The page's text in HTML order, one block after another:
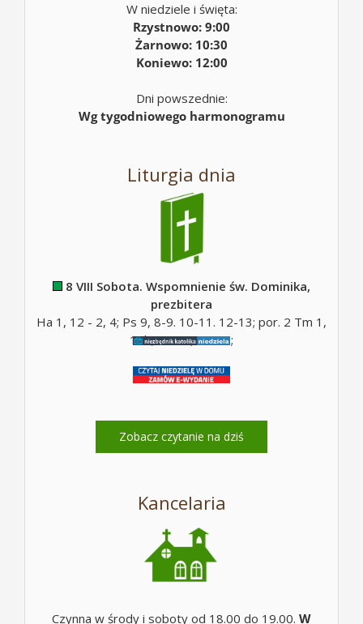
W niedziele i święta:
Rzystnowo: 9:00
Żarnowo: 10:30
Koniewo: 12:00
Dni powszednie:
Wg tygodniowego harmonogramu
Liturgia dnia
8 VIII Sobota. Wspomnienie św. Dominika,
prezbitera
Ha 1, 12 - 2, 4; Ps 9, 8-9. 10-11. 12-13; por. 2 Tm 1,
10b; Mt 17, 14-20;
Zobacz czytanie na dziś
Kancelaria
Czynna w środy i soboty od 18.00 do 19.00. W